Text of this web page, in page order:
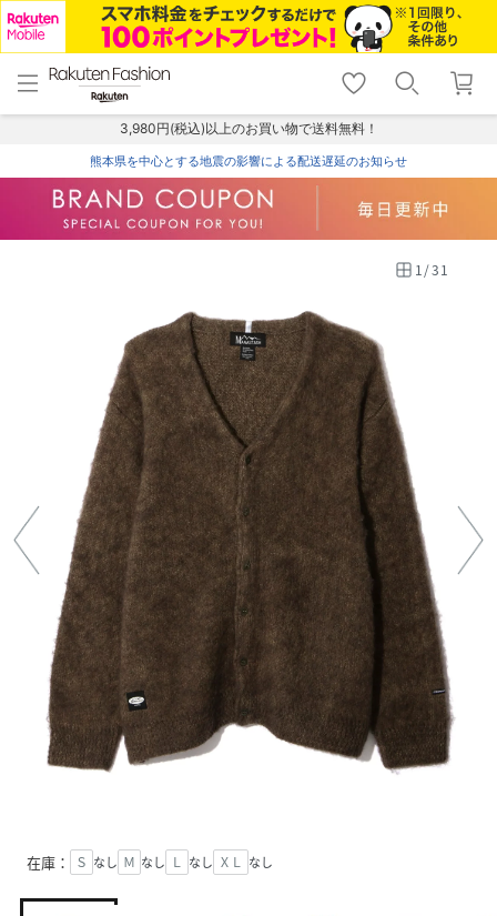
menu home
トップ
shopping_cart lock_outline
ログイン
3,980円(税込)以上のお買い物で送料無料！
熊本県を中心とする地震の影響による配送遅延のお知らせ
1/31
在庫： Ｓ なし Ｍ なし Ｌ なし ＸＬ なし